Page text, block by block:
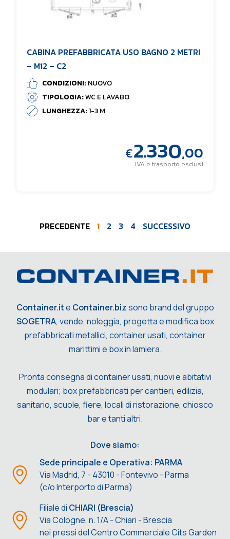
CABINA PREFABBRICATA USO BAGNO 2 METRI
– M12 – C2
CONDIZIONI:NUOVO
TIPOLOGIA:WC E LAVABO
LUNGHEZZA:1-3 M
€2.330,00
IVA e trasporto esclusi
PRECEDENTE 1 2 3 4 SUCCESSIVO
Container.ite Container.bizsono brand del gruppo
SOGETRA, vende, noleggia, progetta e modifica box
prefabbricati metallici, container usati, container
marittimi e box in lamiera.
Pronta consegna di container usati, nuovi e abitativi
modulari; box prefabbricati per cantieri, edilizia,
sanitario, scuole, fiere, locali di ristorazione, chiosco
bar e tanti altri.
Dove siamo:
Sede principale e Operativa: PARMA
Via Madrid, 7 - 43010 - Fontevivo - Parma
(c/o Interporto di Parma)
Filiale di CHIARI (Brescia)
Via Cologne, n. 1/A - Chiari - Brescia
nei pressi del Centro Commerciale Cits Garden